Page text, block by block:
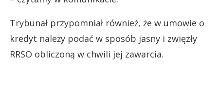
Trybunał przypomniał również, że w umowie o
kredyt należy podać w sposób jasny i zwięzły
RRSO obliczoną w chwili jej zawarcia.